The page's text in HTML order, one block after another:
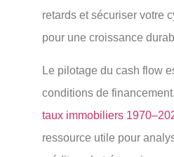
retards et sécuriser votre
pour une croissance
Le pilotage du cash flow
conditions de financement,
taux immobiliers
ressource utile pour